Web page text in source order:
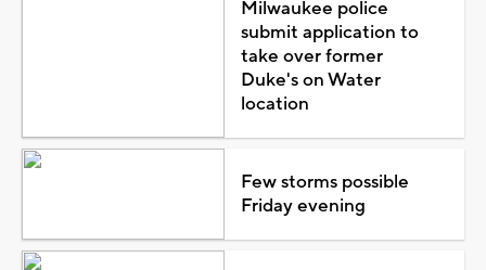
Milwaukee police
submit application to
take over former
Duke's on Water
location
Few storms possible
Friday evening